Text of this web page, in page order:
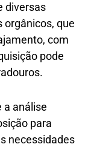
diversas
que
com
pode
a análise
para
necessidades